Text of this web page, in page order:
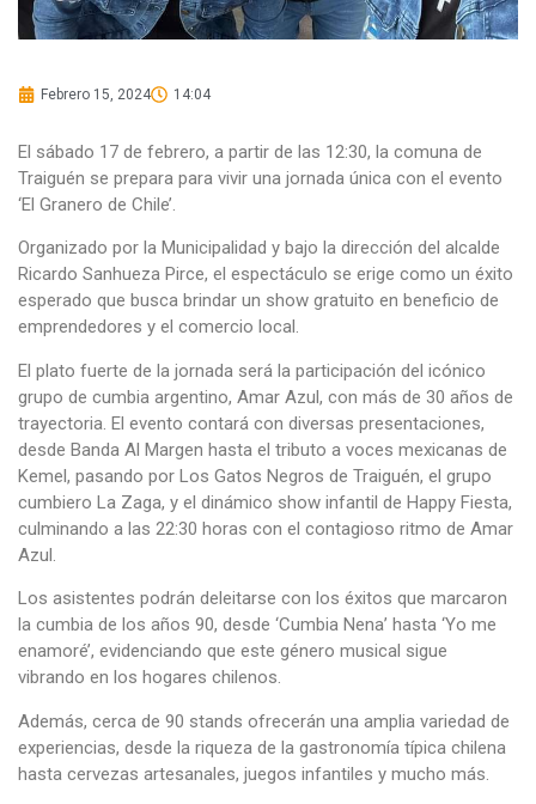
Febrero 15, 2024 14:04
El sábado 17 de febrero, a partir de las 12:30, la comuna de
Traiguén se prepara para vivir una jornada única con el evento
‘El Granero de Chile’.
Organizado por la Municipalidad y bajo la dirección del alcalde
Ricardo Sanhueza Pirce, el espectáculo se erige como un éxito
esperado que busca brindar un show gratuito en beneficio de
emprendedores y el comercio local.
El plato fuerte de la jornada será la participación del icónico
grupo de cumbia argentino, Amar Azul, con más de 30 años de
trayectoria. El evento contará con diversas presentaciones,
desde Banda Al Margen hasta el tributo a voces mexicanas de
Kemel, pasando por Los Gatos Negros de Traiguén, el grupo
cumbiero La Zaga, y el dinámico show infantil de Happy Fiesta,
culminando a las 22:30 horas con el contagioso ritmo de Amar
Azul.
Los asistentes podrán deleitarse con los éxitos que marcaron
la cumbia de los años 90, desde ‘Cumbia Nena’ hasta ‘Yo me
enamoré’, evidenciando que este género musical sigue
vibrando en los hogares chilenos.
Además, cerca de 90 stands ofrecerán una amplia variedad de
experiencias, desde la riqueza de la gastronomía típica chilena
hasta cervezas artesanales, juegos infantiles y mucho más.